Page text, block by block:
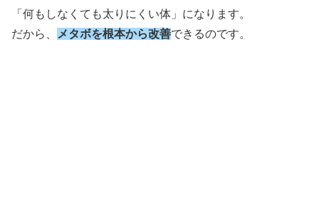
「何もしなくても太りにくい体」になります。
だから、
メタボを根本から改善できるのです。